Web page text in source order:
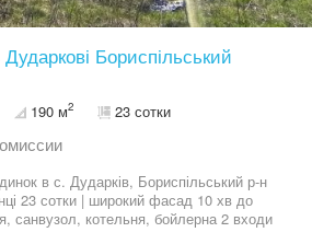
Бориспільський
190 м2 23 сотки
в с. Дударків, Бориспільський р-н
23 сотки | широкий фасад 10 хв до
санвузол, котельня, бойлерна 2 входи